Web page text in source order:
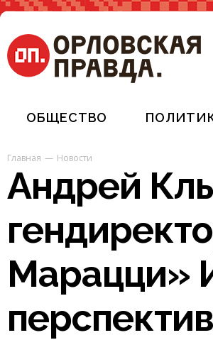
ОБЩЕСТВО
Главная Новости
Андрей
Марацци»